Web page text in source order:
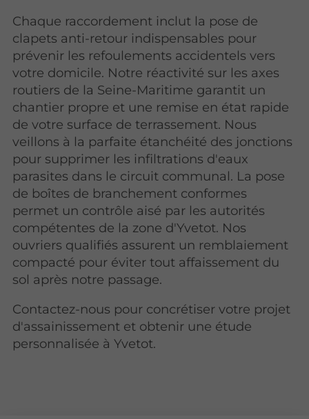
Chaque raccordement inclut la pose de
clapets anti-retour indispensables pour
prévenir les refoulements accidentels vers
votre domicile. Notre réactivité sur les axes
routiers de la Seine-Maritime garantit un
chantier propre et une remise en état rapide
de votre surface de terrassement. Nous
veillons à la parfaite étanchéité des jonctions
pour supprimer les infiltrations d'eaux
parasites dans le circuit communal. La pose
de boîtes de branchement conformes
permet un contrôle aisé par les autorités
compétentes de la zone d'Yvetot. Nos
ouvriers qualifiés assurent un remblaiement
compacté pour éviter tout affaissement du
sol après notre passage.
Contactez-nous pour concrétiser votre projet
d'assainissement et obtenir une étude
personnalisée à Yvetot.